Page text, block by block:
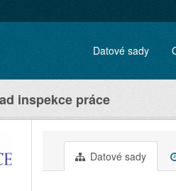
Datové sady
inspekce práce
Datové sady